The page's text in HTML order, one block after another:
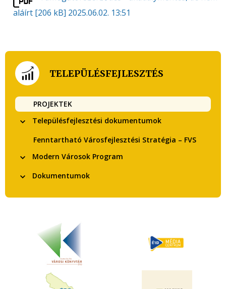
aláírt [206 kB] 2025.06.02. 13:51
TELEPÜLÉSFEJLESZTÉS
PROJEKTEK
Településfejlesztési dokumentumok
Fenntartható Városfejlesztési Stratégia – FVS
Modern Városok Program
Dokumentumok